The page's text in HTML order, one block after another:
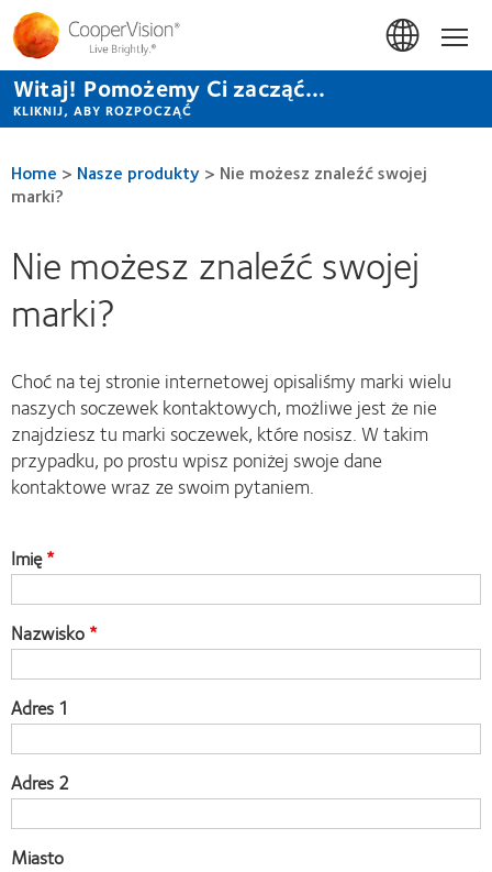
Przejdź
do
treści
Witaj! Pomożemy Ci zacząć...
KLIKNIJ, ABY ROZPOCZĄĆ
Home > Nasze produkty > Nie możesz znaleźć swojej
marki?
Nie możesz znaleźć swojej
marki?
Choć na tej stronie internetowej opisaliśmy marki wielu
naszych soczewek kontaktowych, możliwe jest że nie
znajdziesz tu marki soczewek, które nosisz. W takim
przypadku, po prostu wpisz poniżej swoje dane
kontaktowe wraz ze swoim pytaniem.
Imię
Nazwisko
Adres 1
Adres 2
Miasto